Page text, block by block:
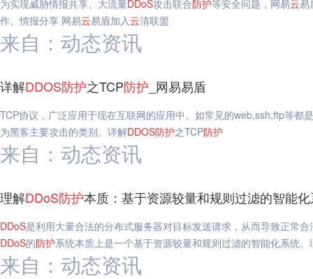
为实现威胁情报共享、大流量DDoS攻击联合防护等安全问题，网易云易
作、情报分享 网易云易盾加入云清联盟
来自：动态资讯
详解DDOS防护之TCP防护 _网易易盾
TCP协议，广泛应用于现在互联网的应用中。如常见的web,ssh,ftp等都
为黑客主要攻击的类别。详解DDOS防护之TCP防护
来自：动态资讯
理解DDoS防护本质：基于资源较量和规则过滤的智能
DDoS是利用大量合法的分布式服务器对目标发送请求，从而导致正常
DDoS的防护系统本质上是一个基于资源较量和规则过滤的智能化系统。
来自：动态资讯